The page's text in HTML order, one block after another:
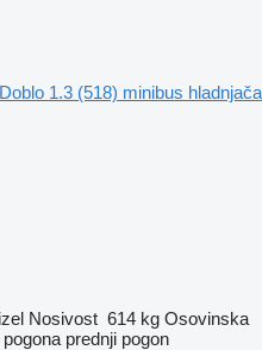
1.3 (518) minibus hladnjača
Nosivost 614 kg Osovinska
pogona prednji pogon